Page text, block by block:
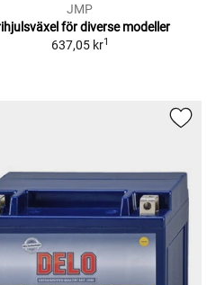
JMP
för diverse modeller
637,05 kr1